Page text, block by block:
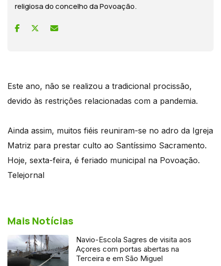
religiosa do concelho da Povoação.
Este ano, não se realizou a tradicional procissão,
devido às restrições relacionadas com a pandemia.
Ainda assim, muitos fiéis reuniram-se no adro da Igreja
Matriz para prestar culto ao Santíssimo Sacramento.
Hoje, sexta-feira, é feriado municipal na Povoação.
Telejornal
Mais Notícias
Navio-Escola Sagres de visita aos
Açores com portas abertas na
Terceira e em São Miguel